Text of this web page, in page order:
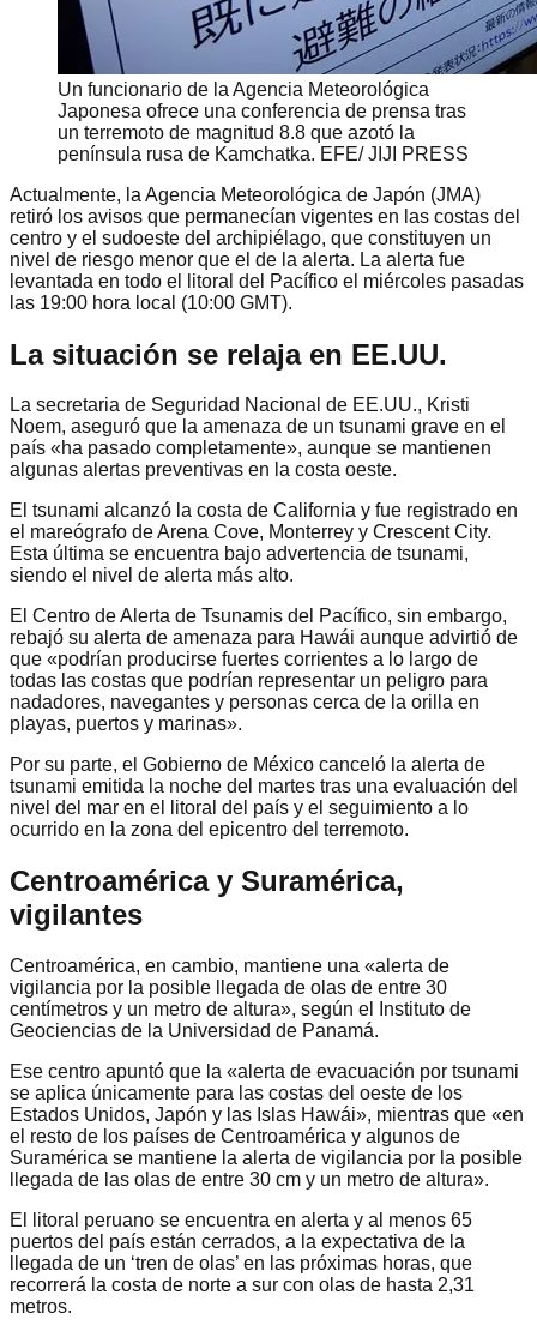
Un funcionario de la Agencia Meteorológica
Japonesa ofrece una conferencia de prensa tras
un terremoto de magnitud 8.8 que azotó la
península rusa de Kamchatka. EFE/ JIJI PRESS
Actualmente, la Agencia Meteorológica de Japón (JMA)
retiró los avisos que permanecían vigentes en las costas del
centro y el sudoeste del archipiélago, que constituyen un
nivel de riesgo menor que el de la alerta. La alerta fue
levantada en todo el litoral del Pacífico el miércoles pasadas
las 19:00 hora local (10:00 GMT).
La situación se relaja en EE.UU.
La secretaria de Seguridad Nacional de EE.UU., Kristi
Noem, aseguró que la amenaza de un tsunami grave en el
país «ha pasado completamente», aunque se mantienen
algunas alertas preventivas en la costa oeste.
El tsunami alcanzó la costa de California y fue registrado en
el mareógrafo de Arena Cove, Monterrey y Crescent City.
Esta última se encuentra bajo advertencia de tsunami,
siendo el nivel de alerta más alto.
El Centro de Alerta de Tsunamis del Pacífico, sin embargo,
rebajó su alerta de amenaza para Hawái aunque advirtió de
que «podrían producirse fuertes corrientes a lo largo de
todas las costas que podrían representar un peligro para
nadadores, navegantes y personas cerca de la orilla en
playas, puertos y marinas».
Por su parte, el Gobierno de México canceló la alerta de
tsunami emitida la noche del martes tras una evaluación del
nivel del mar en el litoral del país y el seguimiento a lo
ocurrido en la zona del epicentro del terremoto.
Centroamérica y Suramérica,
vigilantes
Centroamérica, en cambio, mantiene una «alerta de
vigilancia por la posible llegada de olas de entre 30
centímetros y un metro de altura», según el Instituto de
Geociencias de la Universidad de Panamá.
Ese centro apuntó que la «alerta de evacuación por tsunami
se aplica únicamente para las costas del oeste de los
Estados Unidos, Japón y las Islas Hawái», mientras que «en
el resto de los países de Centroamérica y algunos de
Suramérica se mantiene la alerta de vigilancia por la posible
llegada de las olas de entre 30 cm y un metro de altura».
El litoral peruano se encuentra en alerta y al menos 65
puertos del país están cerrados, a la expectativa de la
llegada de un ‘tren de olas’ en las próximas horas, que
recorrerá la costa de norte a sur con olas de hasta 2,31
metros.